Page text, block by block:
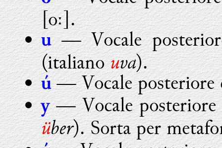
[oː].
u— Vocale
(italianouva).
ú— Vocale posteriore
y— Vocale posteriore
über). Sorta per